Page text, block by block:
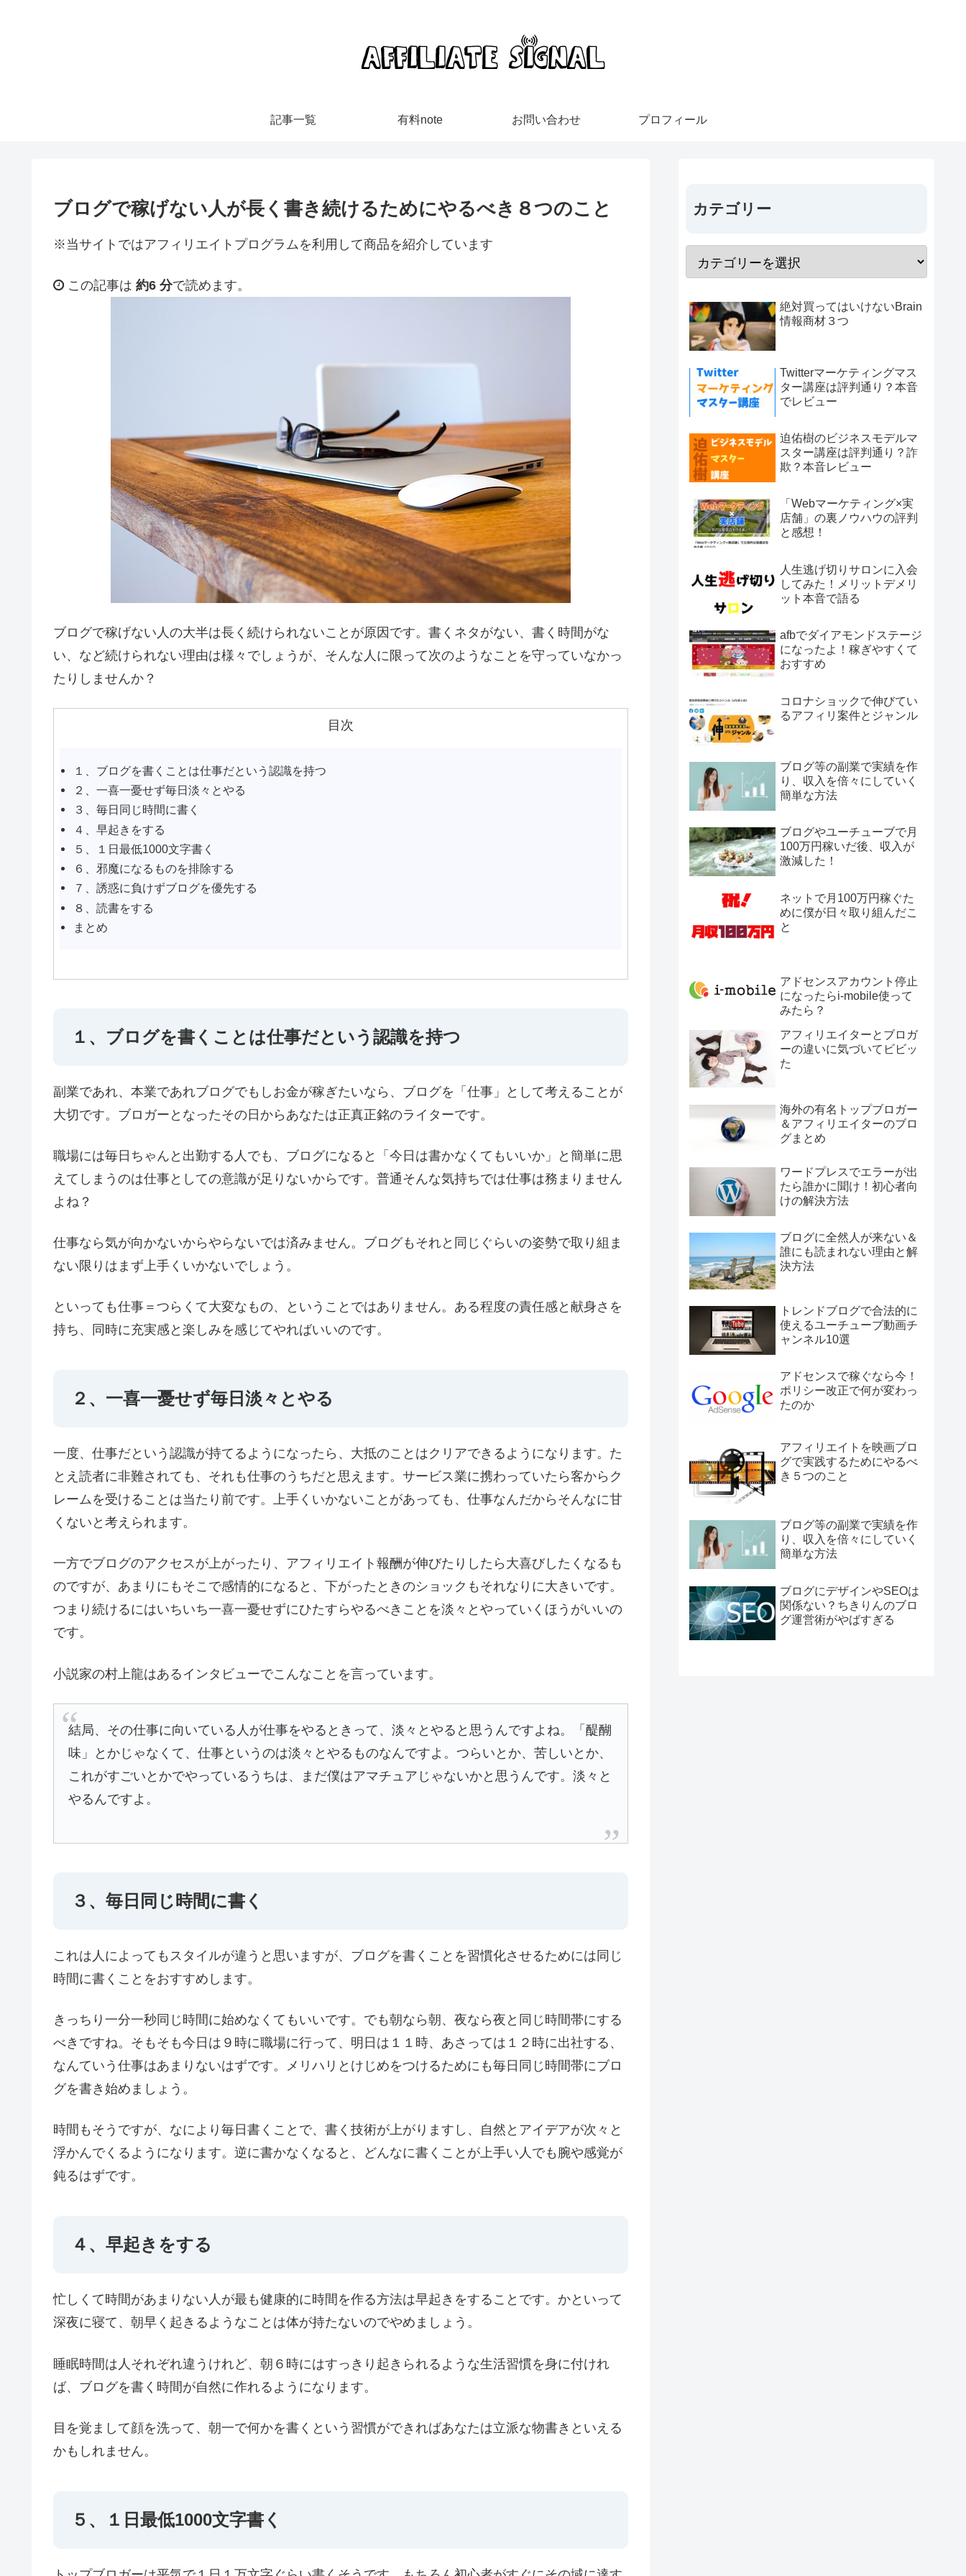
記事一覧 有料note お問い合わせ プロフィール
ブログで稼げない人が長く書き続けるためにやるべき８つのこと
※当サイトではアフィリエイトプログラムを利用して商品を紹介しています
この記事は 約6 分で読めます。
ブログで稼げない人の大半は長く続けられないことが原因です。書くネタがない、書く時間がな
い、など続けられない理由は様々でしょうが、そんな人に限って次のようなことを守っていなかっ
たりしませんか？
目次
１、ブログを書くことは仕事だという認識を持つ
２、一喜一憂せず毎日淡々とやる
３、毎日同じ時間に書く
４、早起きをする
５、１日最低1000文字書く
６、邪魔になるものを排除する
７、誘惑に負けずブログを優先する
８、読書をする
まとめ
１、ブログを書くことは仕事だという認識を持つ
副業であれ、本業であれブログでもしお金が稼ぎたいなら、ブログを「仕事」として考えることが
大切です。ブロガーとなったその日からあなたは正真正銘のライターです。
職場には毎日ちゃんと出勤する人でも、ブログになると「今日は書かなくてもいいか」と簡単に思
えてしまうのは仕事としての意識が足りないからです。普通そんな気持ちでは仕事は務まりません
よね？
仕事なら気が向かないからやらないでは済みません。ブログもそれと同じぐらいの姿勢で取り組ま
ない限りはまず上手くいかないでしょう。
といっても仕事＝つらくて大変なもの、ということではありません。ある程度の責任感と献身さを
持ち、同時に充実感と楽しみを感じてやればいいのです。
２、一喜一憂せず毎日淡々とやる
一度、仕事だという認識が持てるようになったら、大抵のことはクリアできるようになります。た
とえ読者に非難されても、それも仕事のうちだと思えます。サービス業に携わっていたら客からク
レームを受けることは当たり前です。上手くいかないことがあっても、仕事なんだからそんなに甘
くないと考えられます。
一方でブログのアクセスが上がったり、アフィリエイト報酬が伸びたりしたら大喜びしたくなるも
のですが、あまりにもそこで感情的になると、下がったときのショックもそれなりに大きいです。
つまり続けるにはいちいち一喜一憂せずにひたすらやるべきことを淡々とやっていくほうがいいの
です。
小説家の村上龍はあるインタビューでこんなことを言っています。
結局、その仕事に向いている人が仕事をやるときって、淡々とやると思うんですよね。「醍醐
味」とかじゃなくて、仕事というのは淡々とやるものなんですよ。つらいとか、苦しいとか、
これがすごいとかでやっているうちは、まだ僕はアマチュアじゃないかと思うんです。淡々と
やるんですよ。
３、毎日同じ時間に書く
これは人によってもスタイルが違うと思いますが、ブログを書くことを習慣化させるためには同じ
時間に書くことをおすすめします。
きっちり一分一秒同じ時間に始めなくてもいいです。でも朝なら朝、夜なら夜と同じ時間帯にする
べきですね。そもそも今日は９時に職場に行って、明日は１１時、あさっては１２時に出社する、
なんていう仕事はあまりないはずです。メリハリとけじめをつけるためにも毎日同じ時間帯にブロ
グを書き始めましょう。
時間もそうですが、なにより毎日書くことで、書く技術が上がりますし、自然とアイデアが次々と
浮かんでくるようになります。逆に書かなくなると、どんなに書くことが上手い人でも腕や感覚が
鈍るはずです。
４、早起きをする
忙しくて時間があまりない人が最も健康的に時間を作る方法は早起きをすることです。かといって
深夜に寝て、朝早く起きるようなことは体が持たないのでやめましょう。
睡眠時間は人それぞれ違うけれど、朝６時にはすっきり起きられるような生活習慣を身に付けれ
ば、ブログを書く時間が自然に作れるようになります。
目を覚まして顔を洗って、朝一で何かを書くという習慣ができればあなたは立派な物書きといえる
かもしれません。
５、１日最低1000文字書く
カテゴリー
絶対買ってはいけないBrain
情報商材３つ
Twitterマーケティングマス
ター講座は評判通り？本音
でレビュー
迫佑樹のビジネスモデルマ
スター講座は評判通り？詐
欺？本音レビュー
「Webマーケティング×実
店舗」の裏ノウハウの評判
と感想！
人生逃げ切りサロンに入会
してみた！メリットデメリ
ット本音で語る
afbでダイアモンドステージ
になったよ！稼ぎやすくて
おすすめ
コロナショックで伸びてい
るアフィリ案件とジャンル
ブログ等の副業で実績を作
り、収入を倍々にしていく
簡単な方法
ブログやユーチューブで月
100万円稼いだ後、収入が
激減した！
ネットで月100万円稼ぐた
めに僕が日々取り組んだこ
と
アドセンスアカウント停止
になったらi-mobile使って
みたら？
アフィリエイターとブロガ
ーの違いに気づいてビビッ
た
海外の有名トップブロガー
＆アフィリエイターのブロ
グまとめ
ワードプレスでエラーが出
たら誰かに聞け！初心者向
けの解決方法
ブログに全然人が来ない＆
誰にも読まれない理由と解
決方法
トレンドブログで合法的に
使えるユーチューブ動画チ
ャンネル10選
アドセンスで稼ぐなら今！
ポリシー改正で何が変わっ
たのか
アフィリエイトを映画ブロ
グで実践するためにやるべ
き５つのこと
ブログ等の副業で実績を作
り、収入を倍々にしていく
簡単な方法
ブログにデザインやSEOは
関係ない？ちきりんのブロ
グ運営術がやばすぎる